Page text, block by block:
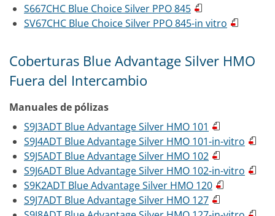
S667CHC Blue Choice Silver PPO 845
SV67CHC Blue Choice Silver PPO 845-in vitro
Coberturas Blue Advantage Silver HMO
Fuera del Intercambio
Manuales de pólizas
S9J3ADT Blue Advantage Silver HMO 101
S9J4ADT Blue Advantage Silver HMO 101-in-vitro
S9J5ADT Blue Advantage Silver HMO 102
S9J6ADT Blue Advantage Silver HMO 102-in-vitro
S9K2ADT Blue Advantage Silver HMO 120
S9J7ADT Blue Advantage Silver HMO 127